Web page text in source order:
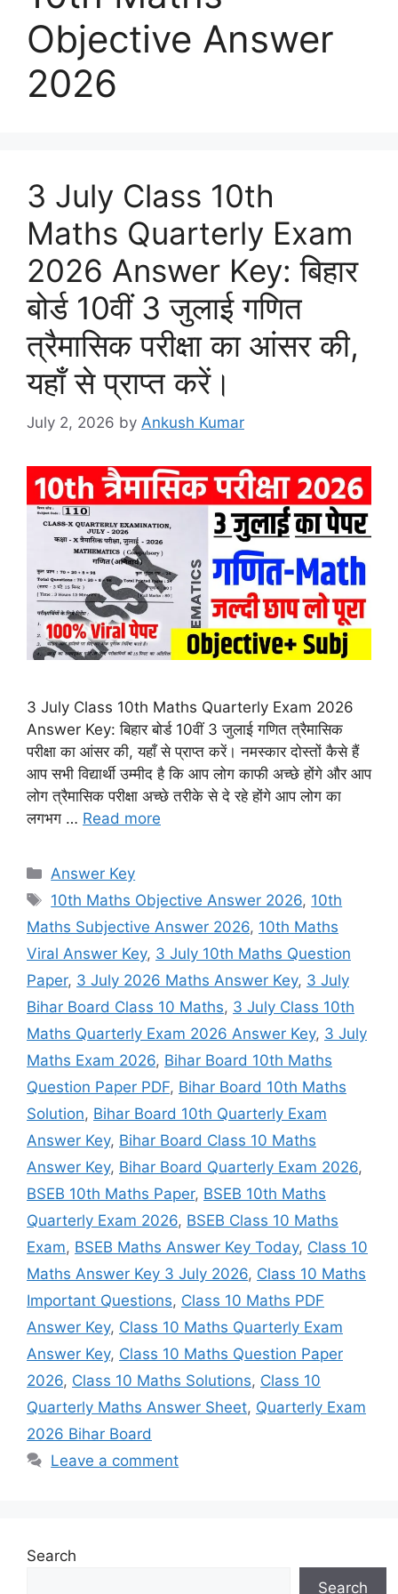
Objective Answer
2026
3 July Class 10th
Maths Quarterly Exam
2026 Answer Key: बिहार
बोर्ड 10वीं 3 जुलाई गणित
त्रैमासिक परीक्षा का आंसर की,
यहाँ से प्राप्त करें।
July 2, 2026 by Ankush Kumar
3 July Class 10th Maths Quarterly Exam 2026
Answer Key: बिहार बोर्ड 10वीं 3 जुलाई गणित त्रैमासिक
परीक्षा का आंसर की, यहाँ से प्राप्त करें। नमस्कार दोस्तों कैसे हैं
आप सभी विद्यार्थी उम्मीद है कि आप लोग काफी अच्छे होंगे और आप
लोग त्रैमासिक परीक्षा अच्छे तरीके से दे रहे होंगे आप लोग का
लगभग … Read more
Categories
Answer Key
Tags
10th Maths Objective Answer 2026, 10th
Maths Subjective Answer 2026, 10th Maths
Viral Answer Key, 3 July 10th Maths Question
Paper, 3 July 2026 Maths Answer Key, 3 July
Bihar Board Class 10 Maths, 3 July Class 10th
Maths Quarterly Exam 2026 Answer Key, 3 July
Maths Exam 2026, Bihar Board 10th Maths
Question Paper PDF, Bihar Board 10th Maths
Solution, Bihar Board 10th Quarterly Exam
Answer Key, Bihar Board Class 10 Maths
Answer Key, Bihar Board Quarterly Exam 2026,
BSEB 10th Maths Paper, BSEB 10th Maths
Quarterly Exam 2026, BSEB Class 10 Maths
Exam, BSEB Maths Answer Key Today, Class 10
Maths Answer Key 3 July 2026, Class 10 Maths
Important Questions, Class 10 Maths PDF
Answer Key, Class 10 Maths Quarterly Exam
Answer Key, Class 10 Maths Question Paper
2026, Class 10 Maths Solutions, Class 10
Quarterly Maths Answer Sheet, Quarterly Exam
2026 Bihar Board
Leave a comment
Search
Search